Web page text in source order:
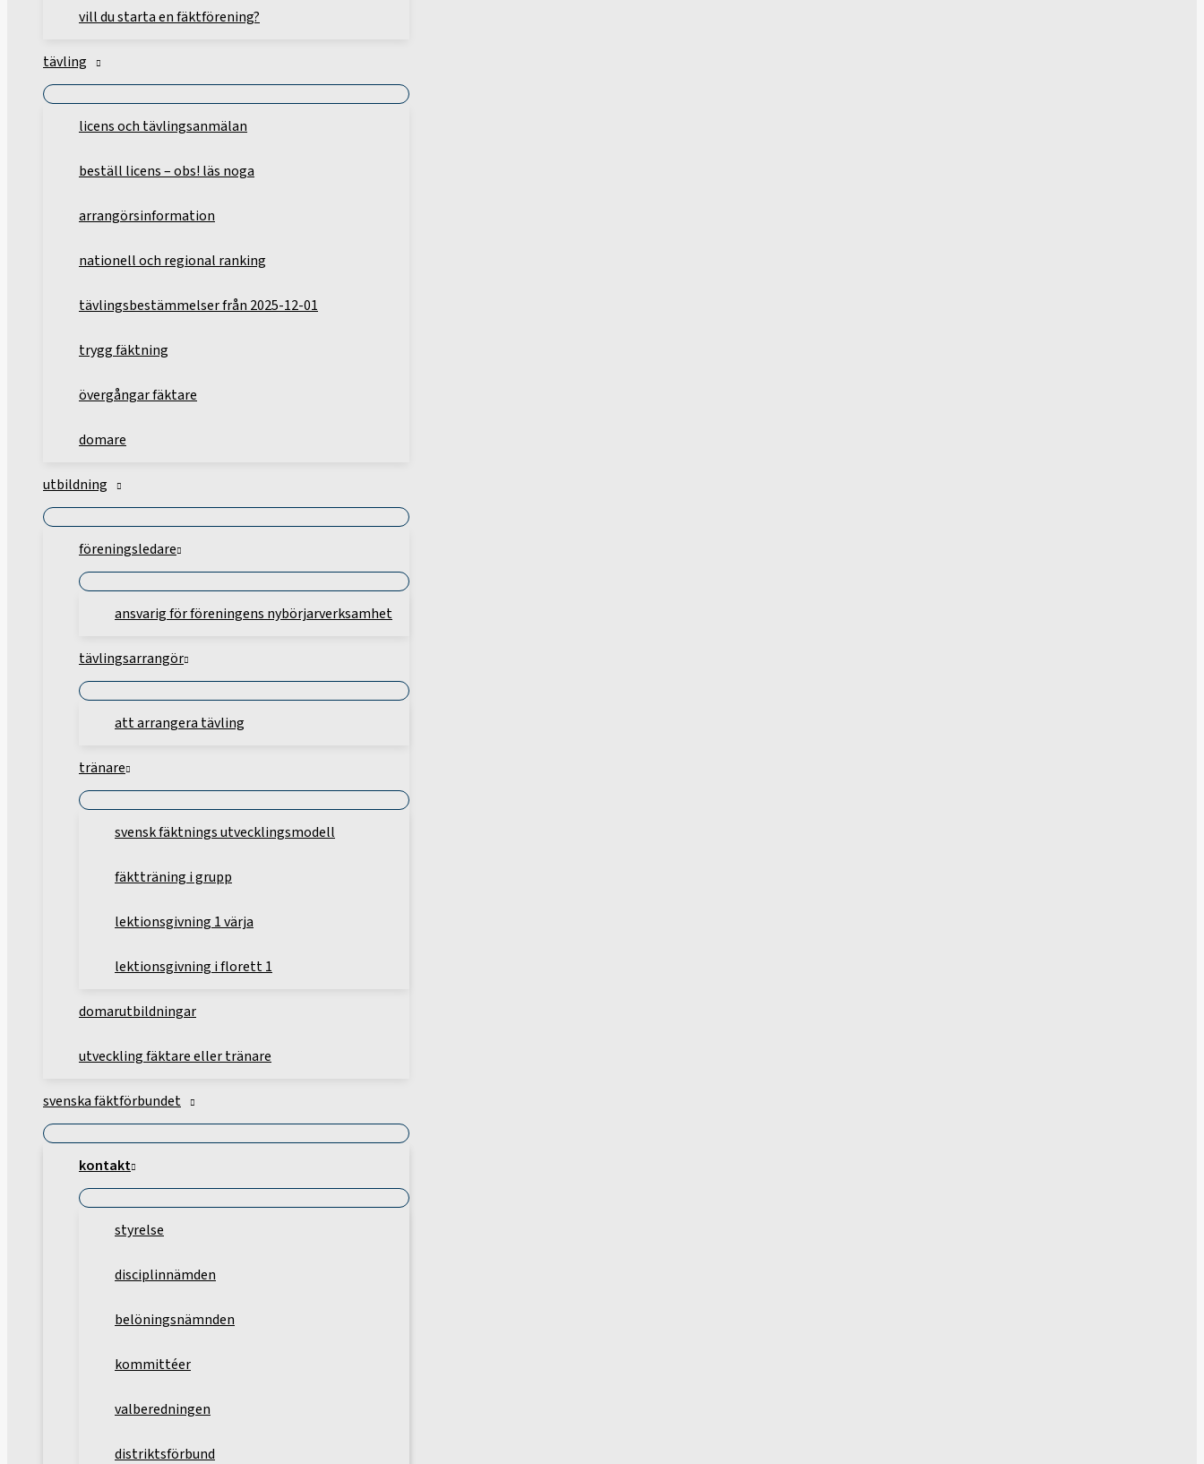
vill du starta en fäktförening?
tävling
licens och tävlingsanmälan
beställ licens – obs! läs noga
arrangörsinformation
nationell och regional ranking
tävlingsbestämmelser från 2025-12-01
trygg fäktning
övergångar fäktare
domare
utbildning
föreningsledare
ansvarig för föreningens nybörjarverksamhet
tävlingsarrangör
att arrangera tävling
tränare
svensk fäktnings utvecklingsmodell
fäktträning i grupp
lektionsgivning 1 värja
lektionsgivning i florett 1
domarutbildningar
utveckling fäktare eller tränare
svenska fäktförbundet
kontakt
styrelse
disciplinnämden
belöningsnämnden
kommittéer
valberedningen
distriktsförbund